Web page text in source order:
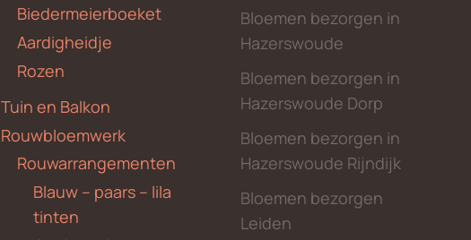
Biedermeierboeket
Aardigheidje
Rozen
Tuin en Balkon
Rouwbloemwerk
Rouwarrangementen
Blauw – paars – lila
tinten
Bloemen bezorgen in
Hazerswoude
Bloemen bezorgen in
Hazerswoude Dorp
Bloemen bezorgen in
Hazerswoude Rijndijk
Bloemen bezorgen
Leiden